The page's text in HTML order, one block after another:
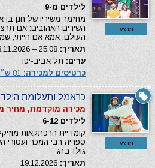
מבצע
לילדים מ-9
מחזמר משיריו של חנן
השירים האהובים: אם
העולם, אמא אם הייתי,
תאריך:
ערים: תל אביב-יפו
כרטיסים למכירה:
מבצע
כראמל ותעלומת הילד
מכירה מוקדמת, מחיר
לילדים 6-12
קומדיית הרפתקאות
ספריה רבי המכר
גולדברג
תאריך: